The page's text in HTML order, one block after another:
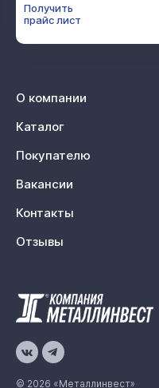
Получить
прайс лист
© 2026 «Металлинвест»
О компании
Каталог
Покупателю
Вакансии
Контакты
Отзывы